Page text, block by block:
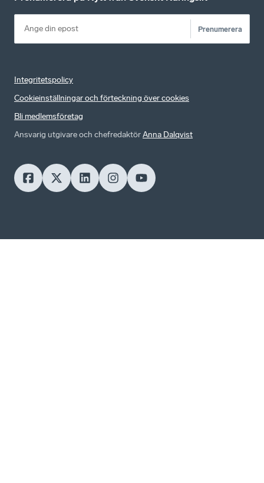
Prenumerera
Integritetspolicy
Cookieinställningar och förteckning över cookies
Bli medlemsföretag
Ansvarig utgivare och chefredaktörAnna Dalqvist